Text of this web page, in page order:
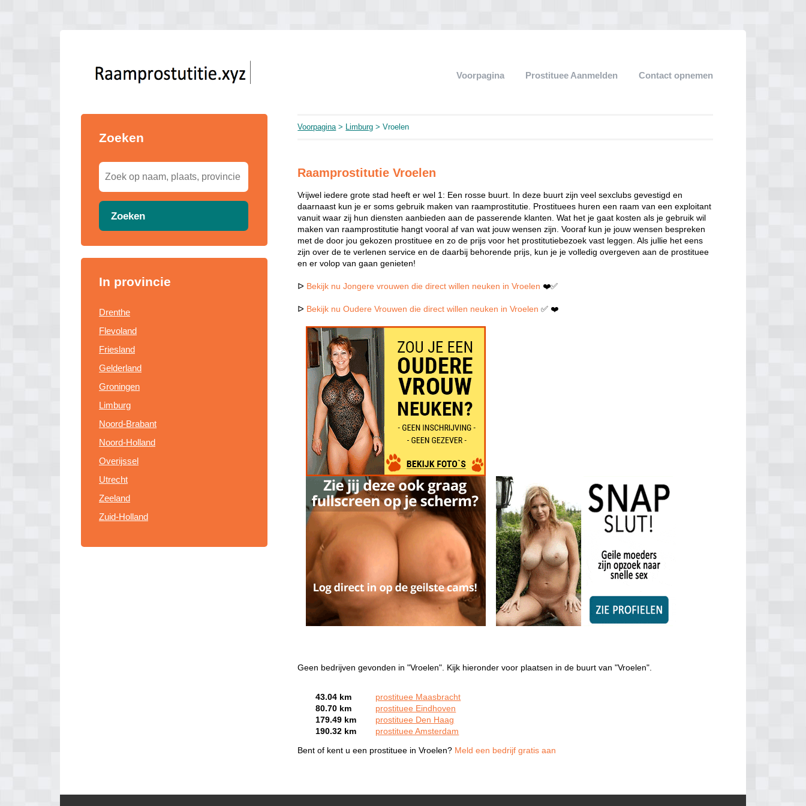
Voorpagina Prostituee Aanmelden Contact opnemen
Zoeken
Zoeken
In provincie
Drenthe
Flevoland
Friesland
Gelderland
Groningen
Limburg
Noord-Brabant
Noord-Holland
Overijssel
Utrecht
Zeeland
Zuid-Holland
Voorpagina> Limburg > Vroelen
Raamprostitutie Vroelen
Vrijwel iedere grote stad heeft er wel 1: Een rosse buurt. In deze buurt zijn veel sexclubs gevestigd en
daarnaast kun je er soms gebruik maken van raamprostitutie. Prostituees huren een raam van een exploitant
vanuit waar zij hun diensten aanbieden aan de passerende klanten. Wat het je gaat kosten als je gebruik wil
maken van raamprostitutie hangt vooral af van wat jouw wensen zijn. Vooraf kun je jouw wensen bespreken
met de door jou gekozen prostituee en zo de prijs voor het prostitutiebezoek vast leggen. Als jullie het eens
zijn over de te verlenen service en de daarbij behorende prijs, kun je je volledig overgeven aan de prostituee
en er volop van gaan genieten!
ᐅ Bekijk nu Jongere vrouwen die direct willen neuken in Vroelen ❤️✅
ᐅ Bekijk nu Oudere Vrouwen die direct willen neuken in Vroelen ✅ ❤️
Geen bedrijven gevonden in "Vroelen". Kijk hieronder voor plaatsen in de buurt van "Vroelen".
43.04 km
prostituee Maasbracht
80.70 km
prostituee Eindhoven
179.49 km
prostituee Den Haag
190.32 km
prostituee Amsterdam
Bent of kent u een prostituee in Vroelen? Meld een bedrijf gratis aan